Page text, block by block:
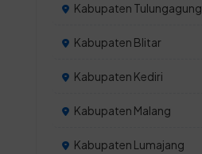
Kabupaten Tulungagung
Kabupaten Blitar
Kabupaten Kediri
Kabupaten Malang
Kabupaten Lumajang